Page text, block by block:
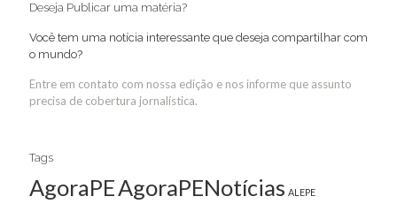
Deseja Publicar uma matéria?
Você tem uma notícia interessante que deseja compartilhar com
o mundo?
Entre em contato com nossa edição e nos informe que assunto
precisa de cobertura jornalística.
Tags
AgoraPEAgoraPENotícias ALEPE